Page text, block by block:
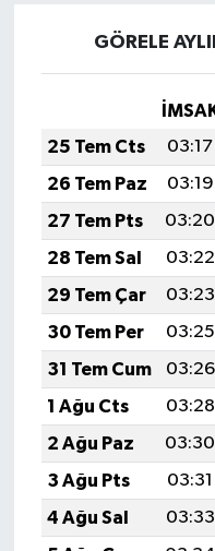
GÖRELE
25 Tem Cts
03:17
26 Tem Paz
03:19
27 Tem Pts
03:20
28 Tem Sal
03:22
29 Tem Çar
03:23
30 Tem Per
03:25
31 Tem Cum
03:26
1 Ağu Cts
03:28
2 Ağu Paz
03:30
3 Ağu Pts
03:31
4 Ağu Sal
03:33